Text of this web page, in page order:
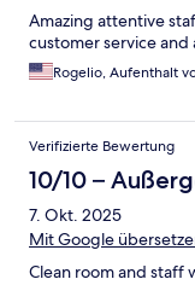
Amazing attentive
customer service
Rogelio, Aufenthalt
Verifizierte Bewertung
10/10 –
7. Okt. 2025
Mit Google
Clean room and staff